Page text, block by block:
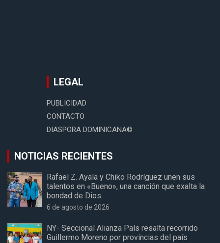
LEGAL
PUBLICIDAD
CONTACTO
DIASPORA DOMINICANA©
NOTICIAS RECIENTES
Rafael Z. Ayala y Chiko Rodríguez unen sus
talentos en «Bueno», una canción que exalta la
bondad de Dios
6 de agosto de 2026
NY- Seccional Alianza País resalta recorrido
Guillermo Moreno por provincias del país